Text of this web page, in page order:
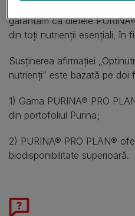
garantăm că dietele
din toţi nutrienţii esenţiali, în
Susţinerea afirmaţiei
nutrienţi” este bazată pe doi
1) Gama PURINA® PRO
din portofoliul Purina;
2) PURINA® PRO PLAN®
biodisponibilitate superioară.